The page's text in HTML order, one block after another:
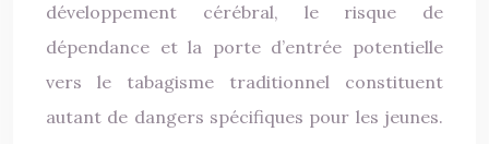
développement cérébral, le risque de
dépendance et la porte d’entrée potentielle
vers le tabagisme traditionnel constituent
autant de dangers spécifiques pour les jeunes.